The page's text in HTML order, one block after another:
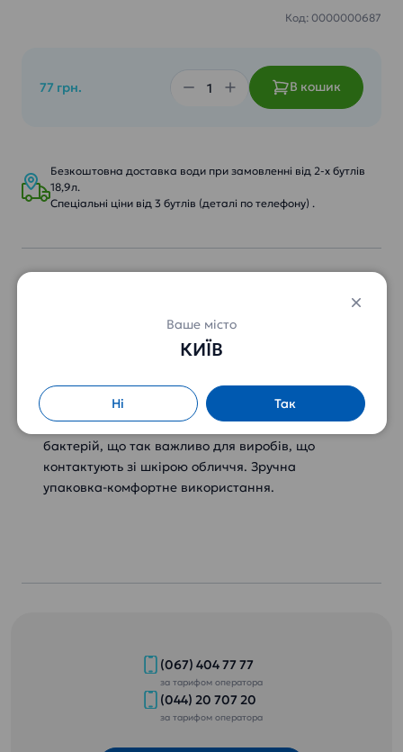
Код: 0000000687
77 грн. В кошик
Безкоштовна доставка води при замовленні від 2-х бутлів
18,9л.
Спеціальні ціни від 3 бутлів (деталі по телефону) .
Косметичні серветки дивно м'які, делікатні та
одночасно міцні, тому що в процесі їх
натуральної сировини – до 40% евкаліптової
целюлози! Спеціальний клапан на упаковці
запобігає попаданню на серветки бруду та
бактерій, що так важливо для виробів, що
контактують зі шкірою обличчя. Зручна
упаковка-комфортне використання.
(067) 404 77 77
за тарифом оператора
(044) 20 707 20
за тарифом оператора
Ваше місто
КИЇВ
Ні Так